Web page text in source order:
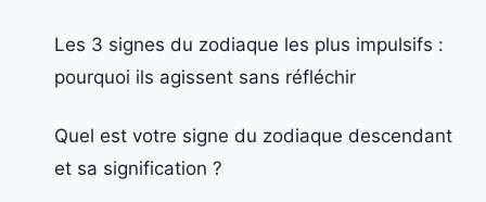
Les 3 signes du zodiaque les plus impulsifs :
pourquoi ils agissent sans réfléchir
Quel est votre signe du zodiaque descendant
et sa signification ?